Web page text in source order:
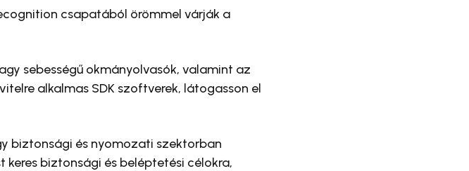
csapatából örömmel várják a
sebességű okmányolvasók, valamint az
alkalmas SDK szoftverek, látogasson el
biztonsági és nyomozati szektorban
biztonsági és beléptetési célokra,